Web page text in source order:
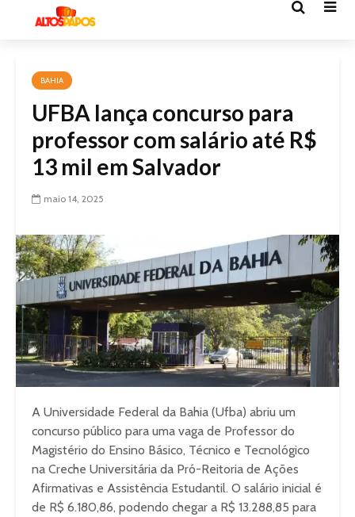
BAHIA
UFBA lança concurso para
professor com salário até R$
13 mil em Salvador
maio 14, 2025
A Universidade Federal da Bahia (Ufba) abriu um
concurso público para uma vaga de Professor do
Magistério do Ensino Básico, Técnico e Tecnológico
na Creche Universitária da Pró-Reitoria de Ações
Afirmativas e Assistência Estudantil. O salário inicial é
de R$ 6.180,86, podendo chegar a R$ 13.288,85 para